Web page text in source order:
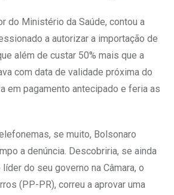
do Ministério da Saúde, contou a
a autorizar a importação de
além de custar 50% mais que a
com data de validade próxima do
em pagamento antecipado e feria as
se muito, Bolsonaro
a denúncia. Descobriria, se ainda
do seu governo na Câmara, o
(PP-PR), correu a aprovar uma